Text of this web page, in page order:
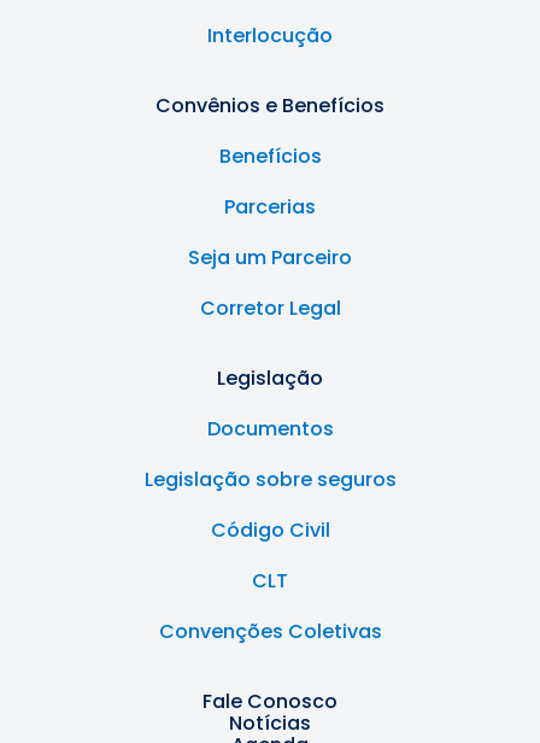
Interlocução
Convênios e Benefícios
Benefícios
Parcerias
Seja um Parceiro
Corretor Legal
Legislação
Documentos
Legislação sobre seguros
Código Civil
CLT
Convenções Coletivas
Fale Conosco
Notícias